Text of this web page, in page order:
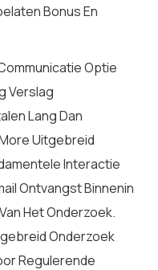
Bonus En
Optie
Verslag
Lang Dan
Uitgebreid
Interactie
Ontvangst Binnenin
Het Onderzoek.
Onderzoek
Regulerende